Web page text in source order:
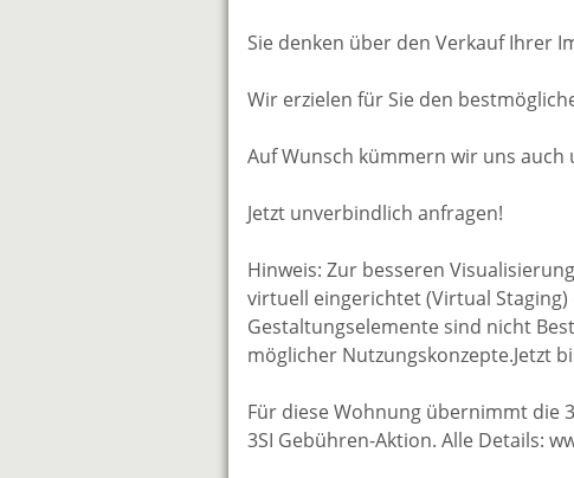
Sie denken über den Verkauf Ihrer
Wir erzielen für Sie den
Auf Wunsch kümmern wir uns
Jetzt unverbindlich anfragen!
Hinweis: Zur besseren
virtuell eingerichtet (Virtual
Gestaltungselemente sind nicht
möglicher Nutzungskonzepte.Jetzt
Für diese Wohnung übernimmt die
3SI Gebühren-Aktion. Alle Details: